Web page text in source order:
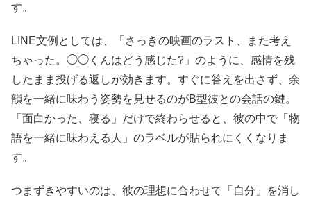
す。
LINE文例としては、「さっきの映画のラスト、また考え
ちゃった。◯◯くんはどう感じた?」のように、感情を残
したまま投げる返しが効きます。すぐに答えを出さず、余
韻を一緒に味わう姿勢を見せるのがB型彼との会話の鍵。
「面白かった、寝る」だけで終わらせると、彼の中で「物
語を一緒に味わえる人」のラベルが貼られにくくなりま
す。
つまずきやすいのは、彼の理想に合わせて「自分」を消し